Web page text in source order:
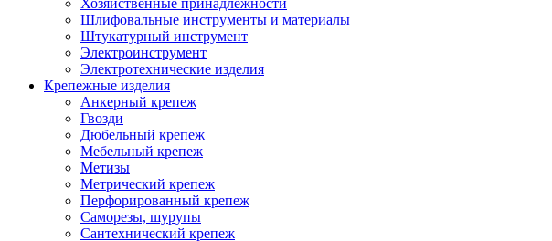
Хозяйственные принадлежности
Шлифовальные инструменты и материалы
Штукатурный инструмент
Электроинструмент
Электротехнические изделия
Крепежные изделия
Анкерный крепеж
Гвозди
Дюбельный крепеж
Мебельный крепеж
Метизы
Метрический крепеж
Перфорированный крепеж
Саморезы, шурупы
Сантехнический крепеж